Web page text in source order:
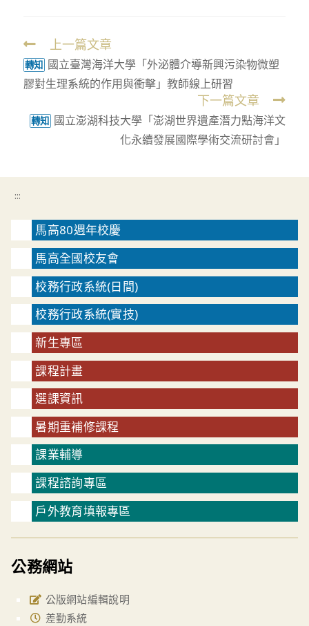
Read
more
articles
上一篇文章
轉知 國立臺灣海洋大學「外泌體介導新興污染物微塑
膠對生理系統的作用與衝擊」教師線上研習
下一篇文章
轉知 國立澎湖科技大學「澎湖世界遺產潛力點海洋文
化永續發展國際學術交流研討會」
:::
馬高80週年校慶
馬高全國校友會
校務行政系統(日間)
校務行政系統(實技)
新生專區
課程計畫
選課資訊
暑期重補修課程
課業輔導
課程諮詢專區
戶外教育填報專區
公務網站
公版網站編輯說明
差勤系統